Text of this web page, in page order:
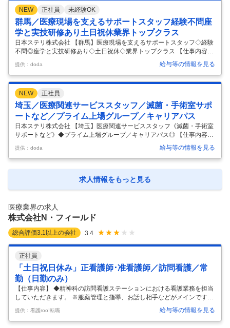
県内の病院） 【雇用形態】 常勤 【募集職種】 診療放射線技師 【給与情
報】 【想定年収】3,500,000円〜4,500,000円 【月給】法人規定により
支給 ※月給制 ※時間外手当別途支給 ※滅菌業務、器材処理の各工程にお
ける業務指導、滅菌業務委託に関する…
NEW 正社員 未経験OK
群馬／医療現場を支えるサポートスタッフ経験不問座
学と実技研修あり土日祝休業界トップクラス
日本ステリ株式会社 【群馬】医療現場を支えるサポートスタッフ◇経験
不問◎座学と実技研修あり◇土日祝休◇業界トップクラス 【仕事内容】
【群馬】医療現場を支えるサポートスタッフ◇経験不問◎座学と実技研
修あり◇土日祝休◇業界トップクラス 【具体的な仕事内容】 【医療・介
護現場での経験や、サービス業での経験歓迎／手術室や検査室の安全を
守るお仕事／遅いシフトも21時まで】 【業務概要】 医療器材の滅菌サ
ービスをはじめ、医療機関に向けた総合的な医療関連サービスを提供し
ています。今回は、病院内で実際に医療関連サービス業務を担っていた
だく方です。未経験からスタートできる研修制度を整えており、医療現
場を支える…
提供：doda 給与等の情報を見る
NEW 正社員
埼玉／医療関連サービススタッフ／滅菌・手術室サポ
ートなど／プライム上場グループ／キャリアパス
日本ステリ株式会社 【埼玉】医療関連サービススタッフ《滅菌・手術室
サポートなど》◆プライム上場グループ／キャリアパス◎ 【仕事内容】
【埼玉】医療関連サービススタッフ《滅菌・手術室サポートなど》◆プ
ライム上場グループ／キャリアパス◎ 【具体的な仕事内容】 【プライム
上場グループの安定性／医療現場を支えるサポート／将来的なキャリア
パス滅菌業界シェアトップクラス】 【業務概要】 医療器材滅菌サービス
を始めとし、医療機関に対し総合医療関連サービスを展開する当社にお
支援…
提供：doda 給与等の情報を見る
求人情報をもっと見る
医療業界の求人
株式会社N・フィールド
総合評価3.1 以上の会社 3.4
正社員
「土日祝日休み」正看護師･准看護師／訪問看護／常
勤（日勤のみ）
【仕事内容】 ◆精神科の訪問看護ステーションにおける看護業務を担当
していただきます。 ※服薬管理と指導、お話し相手などがメインです。
点滴や、浣腸などの医療処置は年間で2～3ケース程度。 【訪問件数】6
件程度／日(常勤の場合) 【患者層】 ・統合失調症、躁鬱病、人格障害、
アルコール中毒、非定型精神病、神経症など精神疾患全般。10代～90代
提供：看護roo!転職 給与等の情報を見る